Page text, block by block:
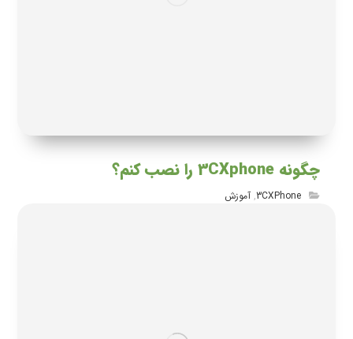
چگونه 3CXphone را نصب کنم؟
3CXPhone
,آموزش